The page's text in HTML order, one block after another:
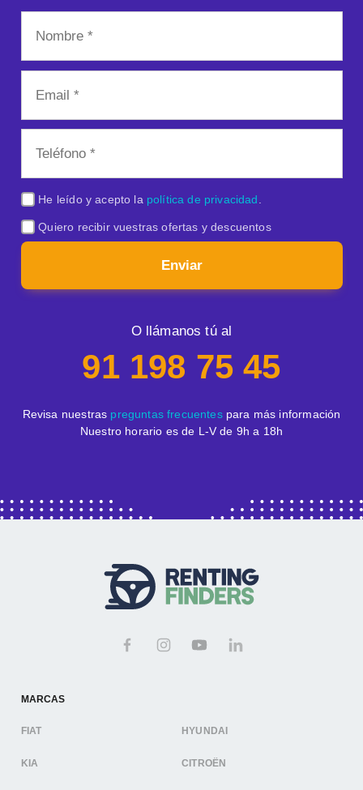
He leído y acepto la política de privacidad.
Quiero recibir vuestras ofertas y descuentos
Enviar
O llámanos tú al
91 198 75 45
Revisa nuestras preguntas frecuentespara más información
Nuestro horario es de L-V de 9h a 18h
MARCAS
FIAT HYUNDAI
KIA CITROËN